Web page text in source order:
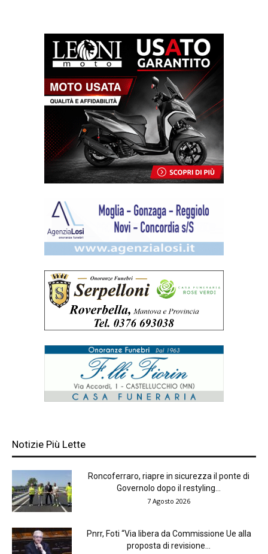
Notizie Più Lette
Roncoferraro, riapre in sicurezza il ponte di
Governolo dopo il restyling...
7 Agosto 2026
Pnrr, Foti “Via libera da Commissione Ue alla
proposta di revisione...